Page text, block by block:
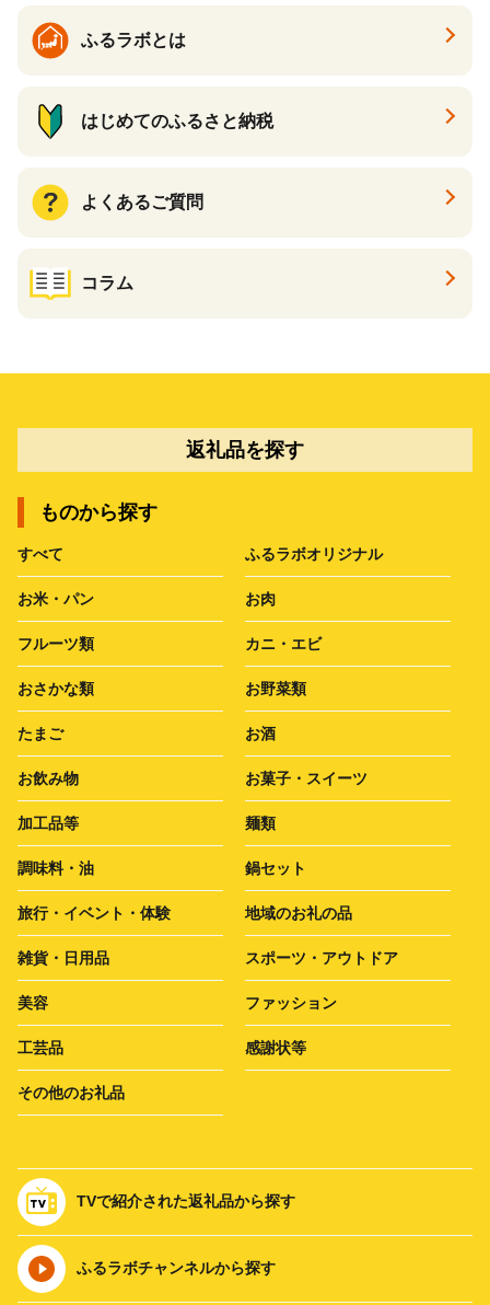
ふるラボとは
はじめてのふるさと納税
よくあるご質問
コラム
返礼品を探す
ものから探す
すべて ふるラボオリジナル
お米・パン お肉
フルーツ類 カニ・エビ
おさかな類 お野菜類
たまご お酒
お飲み物 お菓子・スイーツ
加工品等 麺類
調味料・油 鍋セット
旅行・イベント・体験 地域のお礼の品
雑貨・日用品 スポーツ・アウトドア
美容 ファッション
工芸品 感謝状等
その他のお礼品
TVで紹介された返礼品から探す
ふるラボチャンネルから探す